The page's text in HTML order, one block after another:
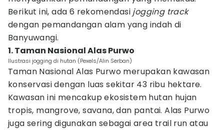
Berikut ini, ada 6 rekomendasi jogging track
dengan pemandangan alam yang indah di
Banyuwangi.
1. Taman Nasional Alas Purwo
Ilustrasi jogging di hutan (Pexels/Alin Serban)
Taman Nasional Alas Purwo merupakan kawasan
konservasi dengan luas sekitar 43 ribu hektare.
Kawasan ini mencakup ekosistem hutan hujan
tropis, mangrove, savana, dan pantai. Alas Purwo
juga sering digunakan sebagai area trail run atau